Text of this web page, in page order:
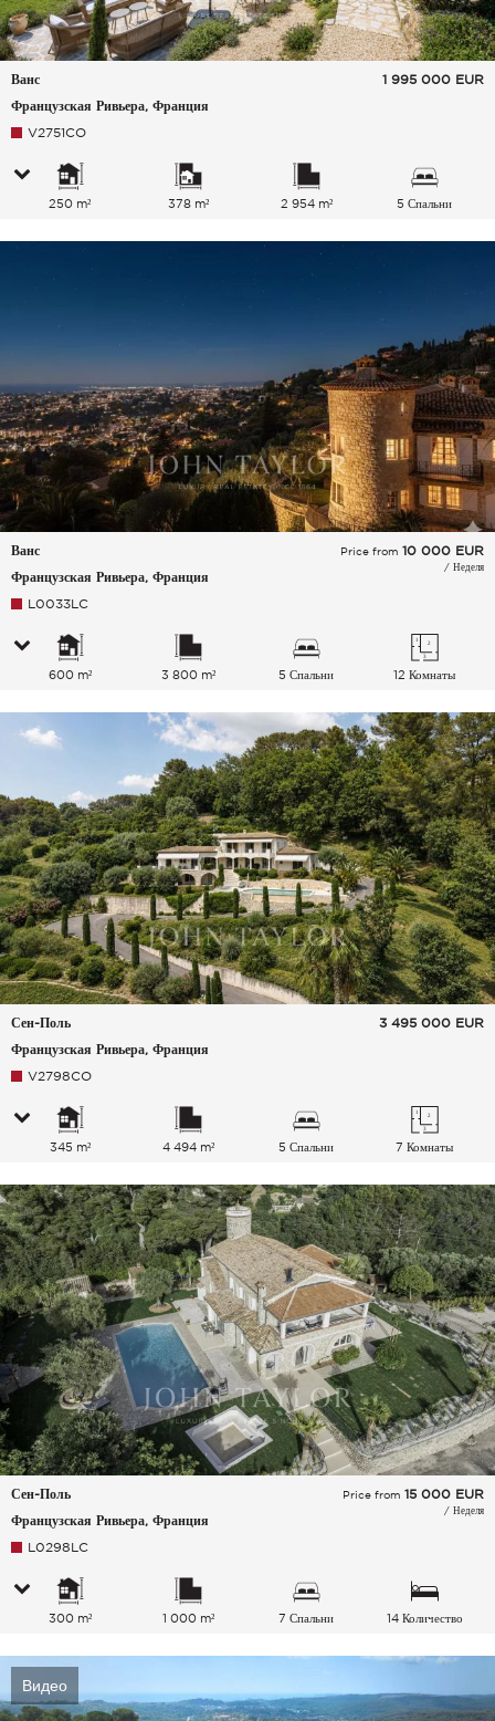
Ванс
Французская Ривьера, Франция
1 995 000 EUR
V2751CO
250 m² 378 m² 2 954 m² 5 Спальни
Ванс
Французская Ривьера, Франция
Price from 10 000 EUR
/ Неделя
L0033LC
600 m² 3 800 m² 5 Спальни 12 Комнаты
Сен-Поль
Французская Ривьера, Франция
3 495 000 EUR
V2798CO
345 m² 4 494 m² 5 Спальни 7 Комнаты
Сен-Поль
Французская Ривьера, Франция
Price from 15 000 EUR
/ Неделя
L0298LC
300 m² 1 000 m² 7 Спальни
14 Количество
Видео